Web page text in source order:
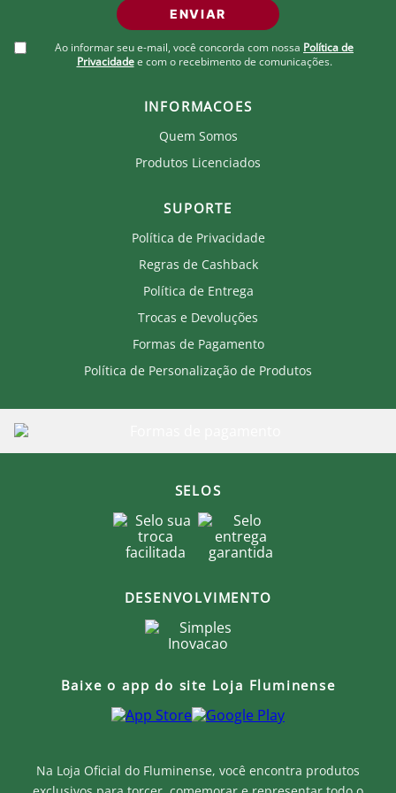
ENVIAR
Ao informar seu e-mail, você concorda com nossa Política de
Privacidade e com o recebimento de comunicações.
Na Loja Oficial do Fluminense, você encontra produtos
INFORMACOES
Quem Somos
Produtos Licenciados
SUPORTE
Política de Privacidade
Regras de Cashback
Política de Entrega
Trocas e Devoluções
Formas de Pagamento
Política de Personalização de Produtos
SELOS
DESENVOLVIMENTO
Baixe o app do site Loja Fluminense